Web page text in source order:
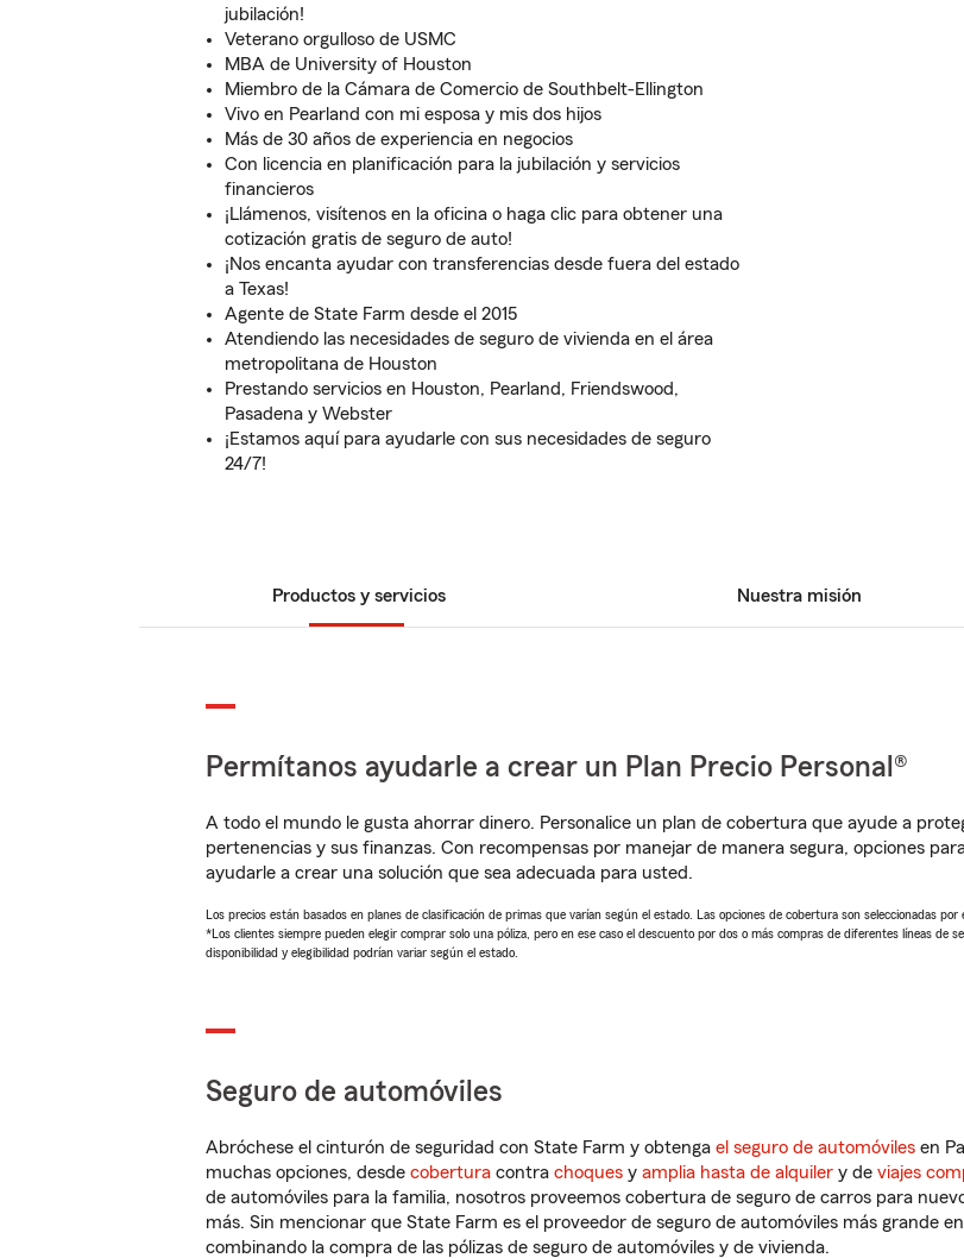
jubilación!
Veterano orgulloso de USMC
MBA de University of Houston
Miembro de la Cámara de Comercio de Southbelt-Ellington
Vivo en Pearland con mi esposa y mis dos hijos
Más de 30 años de experiencia en negocios
Con licencia en planificación para la jubilación y servicios
financieros
¡Llámenos, visítenos en la oficina o haga clic para obtener una
cotización gratis de seguro de auto!
¡Nos encanta ayudar con transferencias desde fuera del estado
a Texas!
Agente de State Farm desde el 2015
Atendiendo las necesidades de seguro de vivienda en el área
metropolitana de Houston
Prestando servicios en Houston, Pearland, Friendswood,
Pasadena y Webster
¡Estamos aquí para ayudarle con sus necesidades de seguro
24/7!
Productos y servicios Nuestra misión
Permítanos ayudarle a crear un Plan Precio Personal®
A todo el mundo le gusta ahorrar dinero. Personalice un plan de cobertura que ayude a
pertenencias y sus finanzas. Con recompensas por manejar de manera segura, opciones
ayudarle a crear una solución que sea adecuada para usted.
Los precios están basados en planes de clasificación de primas que varían según el estado. Las opciones de cobertura son seleccionadas
*Los clientes siempre pueden elegir comprar solo una póliza, pero en ese caso el descuento por dos o más compras de diferentes líneas de
disponibilidad y elegibilidad podrían variar según el estado.
Seguro de automóviles
Abróchese el cinturón de seguridad con State Farm y obtenga el seguro de automóviles en
muchas opciones, desde cobertura contra choques y amplia hasta de alquiler y de viajes
de automóviles para la familia, nosotros proveemos cobertura de seguro de carros para
más. Sin mencionar que State Farm es el proveedor de seguro de automóviles más grande
combinando la compra de las pólizas de seguro de automóviles y de vivienda.